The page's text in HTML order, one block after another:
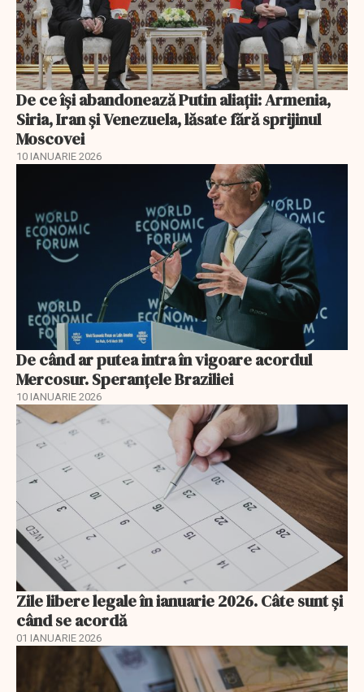
De ce își abandonează Putin aliații: Armenia,
Siria, Iran și Venezuela, lăsate fără sprijinul
Moscovei
10 IANUARIE 2026
De când ar putea intra în vigoare acordul
Mercosur. Speranțele Braziliei
10 IANUARIE 2026
Zile libere legale în ianuarie 2026. Câte sunt și
când se acordă
01 IANUARIE 2026